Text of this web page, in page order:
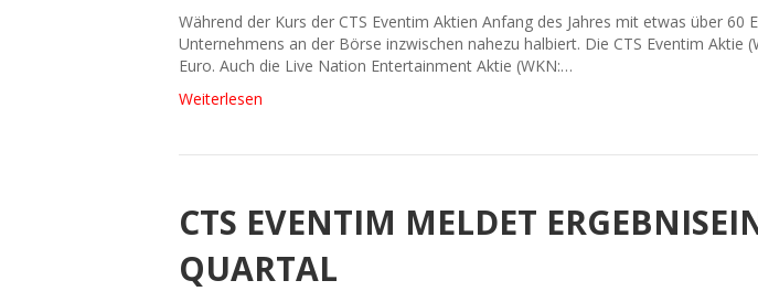
Während der Kurs der CTS Eventim Aktien Anfang des Jahres mit etwas über
Unternehmens an der Börse inzwischen nahezu halbiert. Die CTS Eventim Aktie
Euro. Auch die Live Nation Entertainment Aktie (WKN:…
Weiterlesen
CTS EVENTIM MELDET
QUARTAL